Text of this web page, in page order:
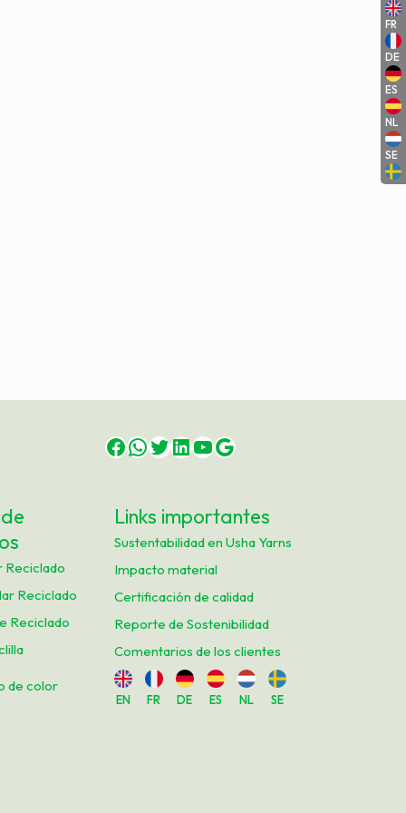
Facebook
WhatsApp
Twitter
LinkedIn
YouTube
Google
Reciclado
Reciclado
Reciclado
de color
Links importantes
Sustentabilidad en Usha Yarns
Impacto material
Certificación de calidad
Reporte de Sostenibilidad
Comentarios de los clientes
EN FR DE ES NL SE
FR
DE
ES
NL
SE